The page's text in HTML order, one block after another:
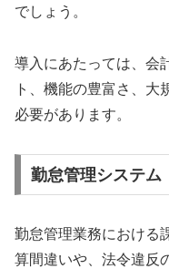
でしょう。
導入にあたっては、会
ト、機能の豊富さ、大
必要があります。
勤怠管理システム
勤怠管理業務における
算間違いや、法令違反